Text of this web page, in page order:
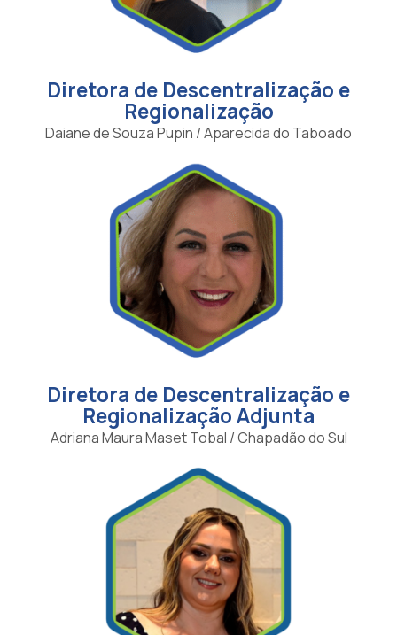
Diretora de Descentralização e
Regionalização
Daiane de Souza Pupin / Aparecida do Taboado
Diretora de Descentralização e
Regionalização Adjunta
Adriana Maura Maset Tobal / Chapadão do Sul